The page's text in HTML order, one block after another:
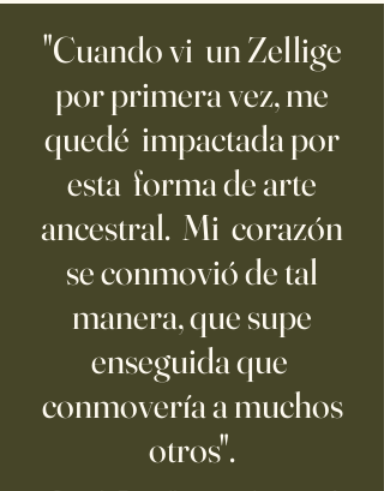
"Cuando vi un Zellige
por primera vez, me
quedé impactada por
esta forma de arte
ancestral. Mi corazón
se conmovió de tal
manera, que supe
enseguida que
conmovería a muchos
otros".